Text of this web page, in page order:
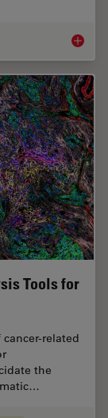
Tools for
related
the